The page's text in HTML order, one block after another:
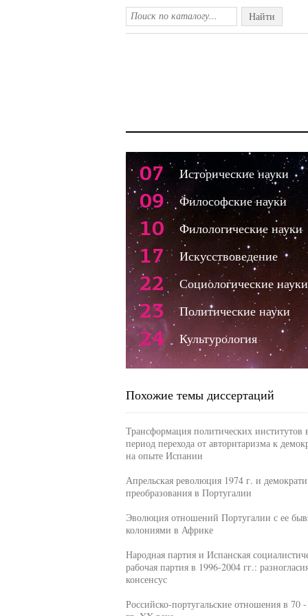
Найти
07 Исторические науки
09 Философские науки
10 Филологические науки
17 Искусствоведение
22 Социологические науки
23 Политические науки
24 Культурология
Похожие темы диссертаций
Трансформация политических институтов
период перехода от авторитаризма к
на опыте Испании
Апрельская революция 1974 г. и
преобразования в Португалии
Эволюция отношений Португалии с ее
колониями в Африке
Народная партия и Испанская
рабочая партия в 1996-2004 гг.:
консенсус
Российско-португальские отношения в 70